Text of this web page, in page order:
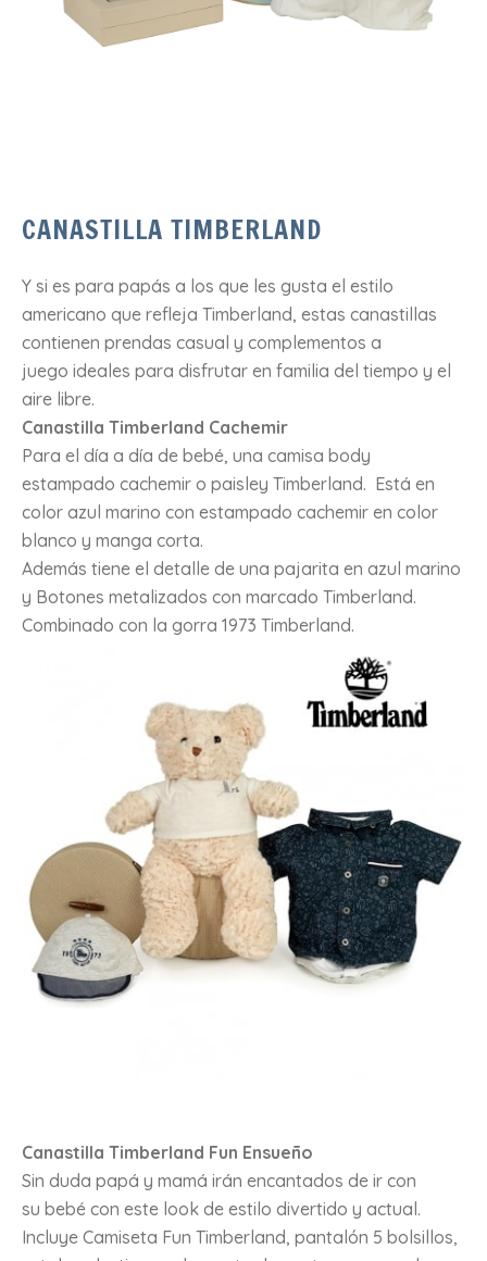
CANASTILLA TIMBERLAND
Y si es para papás a los que les gusta el estilo
americano que refleja Timberland, estas canastillas
contienen prendas casual y complementos a
juego ideales para disfrutar en familia del tiempo y el
aire libre.
Canastilla Timberland Cachemir
Para el día a día de bebé, una camisa body
estampado cachemir o paisley Timberland. Está en
color azul marino con estampado cachemir en color
blanco y manga corta.
Además tiene el detalle de una pajarita en azul marino
y Botones metalizados con marcado Timberland.
Combinado con la gorra 1973 Timberland.
Canastilla Timberland Fun Ensueño
Sin duda papá y mamá irán encantados de ir con
su bebé con este look de estilo divertido y actual.
Incluye Camiseta Fun Timberland, pantalón 5 bolsillos,